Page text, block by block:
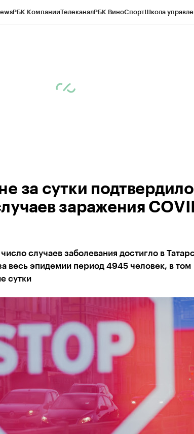
РБК КомпанииТелеканалРБК ВиноСпортШкола
за сутки
заражения
случаев заболевания достигло в
весь эпидемии период 4945 человек, в том
сутки